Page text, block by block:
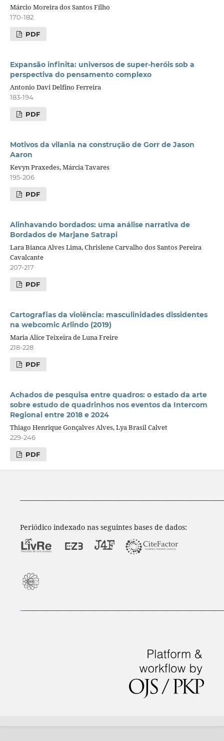
Márcio Moreira dos Santos Filho
170-182
PDF
Expansão infinita: universos de super-heróis sob a
perspectiva do pensamento complexo
Antonio Davi Delfino Ferreira
183-194
PDF
Motivos da vilania na construção de Gorr de Jason
Aaron
Kevyn Praxedes, Márcia Tavares
195-206
PDF
Alinhavando bordados: uma análise narrativa de
Bordados de Marjane Satrapi
Lara Bianca Alves Lima, Chrislene Carvalho dos Santos Pereira
Cavalcante
207-217
PDF
Cartografias da violência: masculinidades dissidentes
na webcomic Arlindo (2019)
Maria Alice Teixeira de Luna Freire
218-228
PDF
Achados de pesquisa entre quadros: o estado da arte
sobre estudo de quadrinhos nos eventos da Intercom
Regional entre 2018 e 2024
Thiago Henrique Gonçalves Alves, Lya Brasil Calvet
229-246
PDF
Periódico indexado nas seguintes bases de dados: